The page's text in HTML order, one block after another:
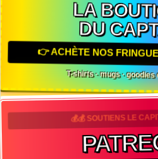
LA
DU
👉 ACHÈTE NOS
T-shirts · mugs · goodies
💰💰 SOUTIENS LE